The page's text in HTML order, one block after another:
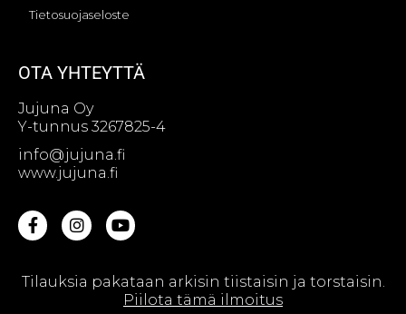
Tilauksia pakataan arkisin tiistaisin ja torstaisin.
Piilota tämä ilmoitus
Tietosuojaseloste
OTA YHTEYTTÄ
Jujuna Oy
Y-tunnus 3267825-4
info@jujuna.fi
www.jujuna.fi
© Jujuna Oy || Web design bySivutaikuri Oy